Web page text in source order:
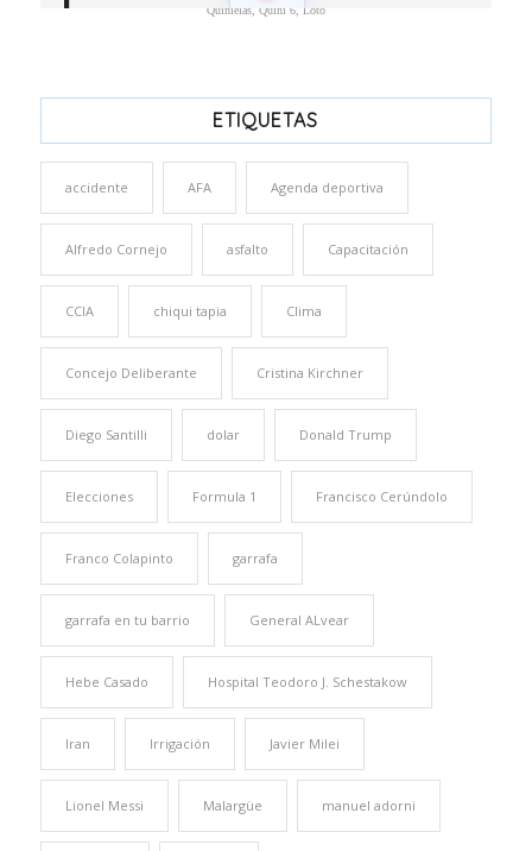
Quinielas, Quini 6, Loto
ETIQUETAS
accidente AFA Agenda deportiva
Alfredo Cornejo asfalto Capacitación
CCIA chiqui tapia Clima
Concejo Deliberante Cristina Kirchner
Diego Santilli dolar Donald Trump
Elecciones Formula 1 Francisco Cerúndolo
Franco Colapinto garrafa
garrafa en tu barrio General ALvear
Hebe Casado Hospital Teodoro J. Schestakow
Iran Irrigación Javier Milei
Lionel Messi Malargüe manuel adorni